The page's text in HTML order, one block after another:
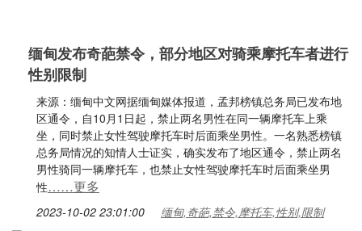
缅甸发布奇葩禁令，部分地区对骑乘摩托车者进行
性别限制
来源：缅甸中文网据缅甸媒体报道，孟邦榜镇总务局已发布地
区通令，自10月1日起，禁止两名男性在同一辆摩托车上乘
坐，同时禁止女性驾驶摩托车时后面乘坐男性。一名熟悉榜镇
总务局情况的知情人士证实，确实发布了地区通令，禁止两名
男性骑同一辆摩托车，也禁止女性驾驶摩托车时后面乘坐男
性……更多
2023-10-02 23:01:00 缅甸,奇葩,禁令,摩托车,性别,限制